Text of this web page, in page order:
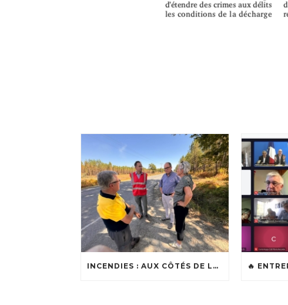
INCENDIES : AUX CÔTÉS DE LOÏC BALLONGUE, MAIRE DE LANTON